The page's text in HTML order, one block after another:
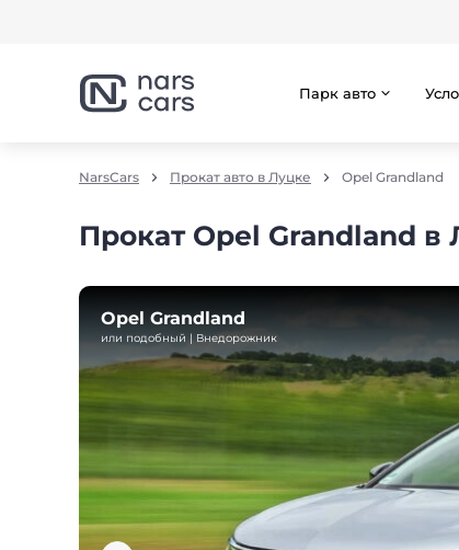
Парк авто
NarsCars Прокат авто в Луцке Opel Grandland
Прокат Opel Grandland в
Opel Grandland
или подобный | Внедорожник